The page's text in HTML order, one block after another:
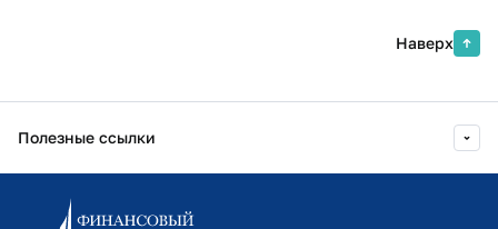
Наверх
Полезные ссылки
Информационно-образовательный портал